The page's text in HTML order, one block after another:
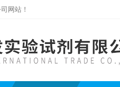
网站！